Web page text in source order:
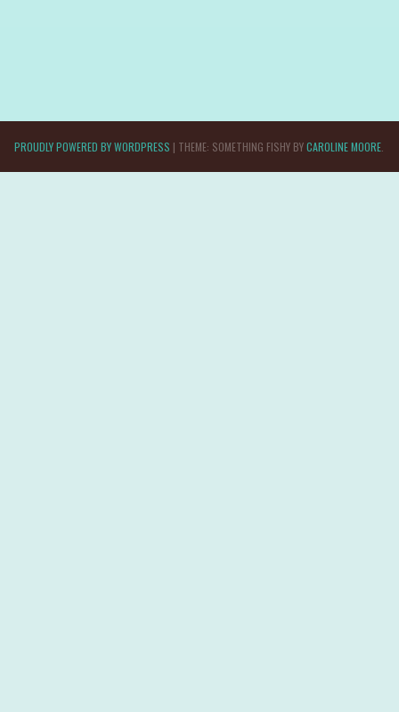
PROUDLY POWERED BY WORDPRESS | THEME: SOMETHING FISHY BYCAROLINE MOORE